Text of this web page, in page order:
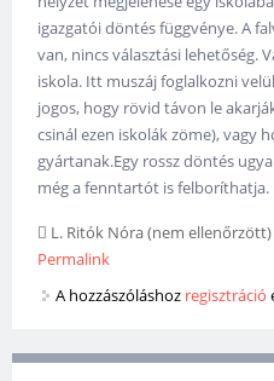
igazgatói döntés függvénye. A
van, nincs választási lehetőség.
iskola. Itt muszáj foglalkozni
jogos, hogy rövid távon le
csinál ezen iskolák zöme), vagy
gyártanak.Egy rossz döntés
még a fenntartót is felboríthatja.
L. Ritók Nóra (nem ellenőrzött)
Permalink
A hozzászóláshoz regisztráció